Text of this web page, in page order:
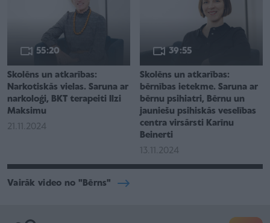
55:20
Skolēns un atkarības:
Narkotiskās vielas. Saruna ar
narkoloģi, BKT terapeiti Ilzi
Maksimu
21.11.2024
39:55
Skolēns un atkarības:
bērnības ietekme. Saruna ar
bērnu psihiatri, Bērnu un
jauniešu psihiskās veselības
centra virsārsti Karīnu
Beinerti
13.11.2024
Vairāk video no "Bērns"